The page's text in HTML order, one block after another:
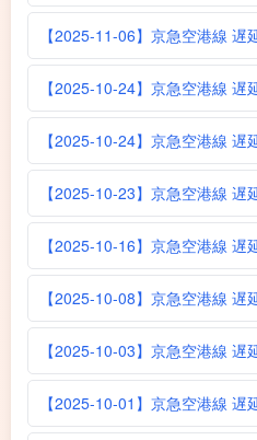
【2025-11-06】京急空港線 遅
【2025-10-24】京急空港線 遅
【2025-10-24】京急空港線 遅
【2025-10-23】京急空港線 遅
【2025-10-16】京急空港線 遅
【2025-10-08】京急空港線 遅
【2025-10-03】京急空港線 遅
【2025-10-01】京急空港線 遅